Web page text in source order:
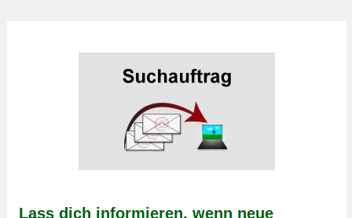
Lass dich informieren, wenn neue